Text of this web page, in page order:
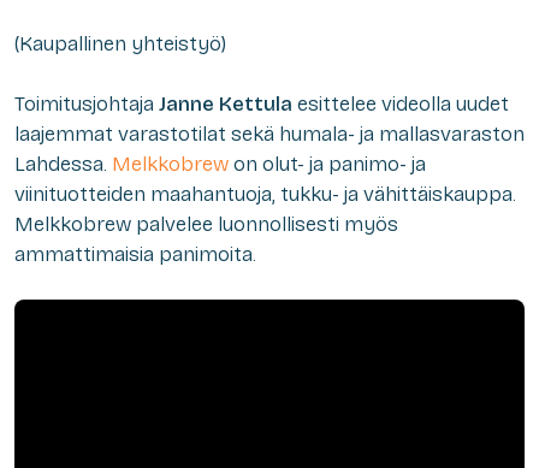
(Kaupallinen yhteistyö)
Toimitusjohtaja Janne Kettula esittelee videolla uudet
laajemmat varastotilat sekä humala- ja mallasvaraston
Lahdessa. Melkkobrewon olut- ja panimo- ja
viinituotteiden maahantuoja, tukku- ja vähittäiskauppa.
Melkkobrew palvelee luonnollisesti myös
ammattimaisia panimoita.